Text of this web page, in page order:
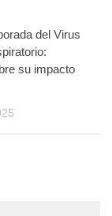
del Virus
su impacto